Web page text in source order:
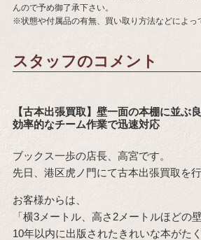
んので予め御了承下さい。
※状態や付属品の有無、買い取り方法などによっ
スタッフのコメント
【古本出張買取】壁一面の本棚に並ぶ
効率的なチーム作業で迅速対応
ブックス一歩の店長、高宮です。
先日、港区虎ノ門にて古本出張買取を行
お客様からは、
「横3メートル、高さ2メートルほどの
10年以内に出版されたきれいな本がた